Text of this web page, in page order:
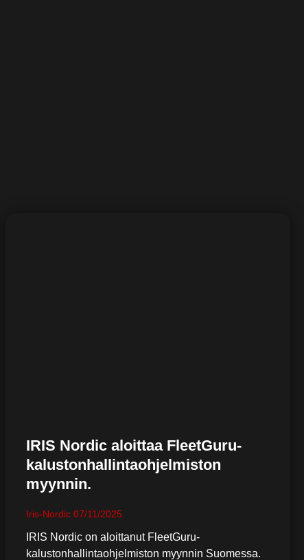
IRIS Nordic aloittaa FleetGuru-
kalustonhallintaohjelmiston
myynnin.
Iris-Nordic07/11/2025
IRIS Nordic on aloittanut FleetGuru-
kalustonhallintaohjelmiston myynnin Suomessa.